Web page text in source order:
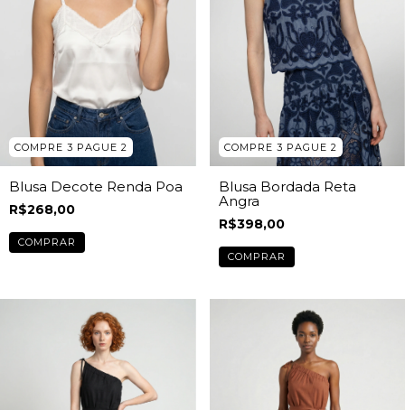
COMPRE 3 PAGUE 2
Blusa Decote Renda Poa
R$268,00
COMPRAR
COMPRE 3 PAGUE 2
Blusa Bordada Reta
Angra
R$398,00
COMPRAR